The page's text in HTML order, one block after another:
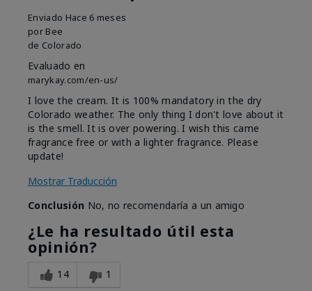
Enviado Hace 6 meses
por Bee
de Colorado
Evaluado en
marykay.com/en-us/
I love the cream. It is 100% mandatory in the dry
Colorado weather. The only thing I don't love about it
is the smell. It is over powering. I wish this came
fragrance free or with a lighter fragrance. Please
update!
Mostrar Traducción
Conclusión No, no recomendaría a un amigo
¿Le ha resultado útil esta
opinión?
14 1